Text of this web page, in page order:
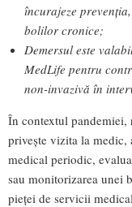
încurajeze
bolilor cronice;
Demersul este
MedLife pentru
non-invazivă în
În contextul pandemiei,
privește vizita la medic,
medical periodic,
sau monitorizarea unei
pieței de servicii